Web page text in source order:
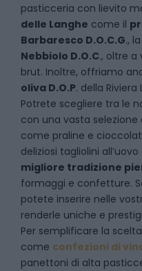
pasticceria con lievito
delle Langhe come il
Barbaresco D.O.C.G., la
Nebbiolo D.O.C., oltre
brut. Inoltre, offriamo
oliva D.O.P. della Riviera
Potrete scegliere tra le
con una vasta
come praline e
deliziosi tagliolini
migliore tradizione
formaggi e confetture.
potete inserire nelle
renderle uniche e
Per semplificare la
come confezioni di
panettoni di alta